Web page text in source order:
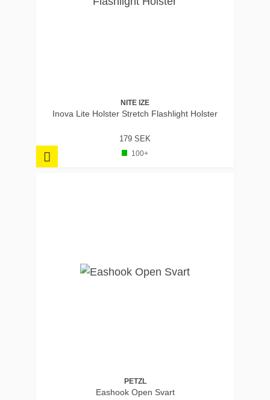
NITE IZE
Inova Lite Holster Stretch Flashlight Holster
179 SEK
100+
PETZL
Eashook Open Svart